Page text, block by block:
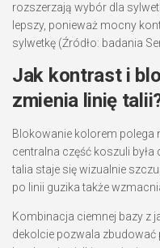
rozszerzają wybór dla
lepszy, ponieważ mocny
sylwetkę (Źródło: badania
Jak kontrast i
zmienia linię
Blokowanie kolorem polega
centralna część koszuli była
talia staje się wizualnie
po linii guzika także
Kombinacja ciemnej bazy z
dekolcie pozwala